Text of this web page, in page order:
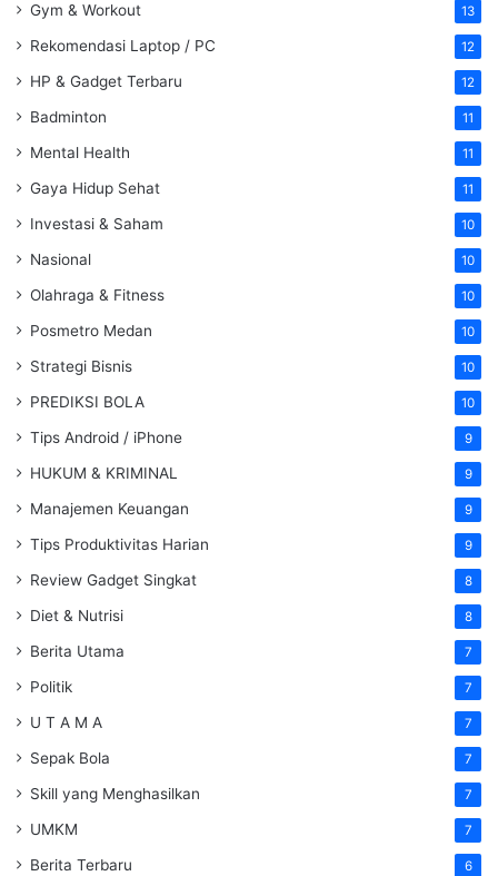
Gym & Workout 13
Rekomendasi Laptop / PC 12
HP & Gadget Terbaru 12
Badminton 11
Mental Health 11
Gaya Hidup Sehat 11
Investasi & Saham 10
Nasional 10
Olahraga & Fitness 10
Posmetro Medan 10
Strategi Bisnis 10
PREDIKSI BOLA 10
Tips Android / iPhone 9
HUKUM & KRIMINAL 9
Manajemen Keuangan 9
Tips Produktivitas Harian 9
Review Gadget Singkat 8
Diet & Nutrisi 8
Berita Utama 7
Politik 7
U T A M A 7
Sepak Bola 7
Skill yang Menghasilkan 7
UMKM 7
Berita Terbaru 6